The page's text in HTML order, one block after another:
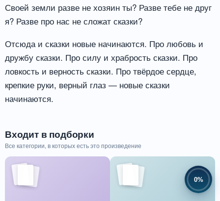
Своей земли разве не хозяин ты? Разве тебе не друг
я? Разве про нас не сложат сказки?
Отсюда и сказки новые начинаются. Про любовь и
дружбу сказки. Про силу и храбрость сказки. Про
ловкость и верность сказки. Про твёрдое сердце,
крепкие руки, верный глаз — новые сказки
начинаются.
Входит в подборки
Все категории, в которых есть это произведение
0%